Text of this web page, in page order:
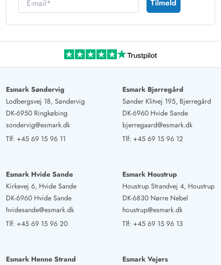
Tilmeld
Esmark Søndervig
Lodbergsvej 18, Søndervig
DK-6950 Ringkøbing
sondervig@esmark.dk
Tlf: +45 69 15 96 11
Esmark Bjerregård
Sønder Klitvej 195, Bjerregård
DK-6960 Hvide Sande
bjerregaard@esmark.dk
Tlf: +45 69 15 96 12
Esmark Hvide Sande
Kirkevej 6, Hvide Sande
DK-6960 Hvide Sande
hvidesande@esmark.dk
Tlf: +45 69 15 96 20
Esmark Houstrup
Houstrup Strandvej 4, Houstrup
DK-6830 Nørre Nebel
houstrup@esmark.dk
Tlf: +45 69 15 96 13
Esmark Henne Strand
Esmark Vejers